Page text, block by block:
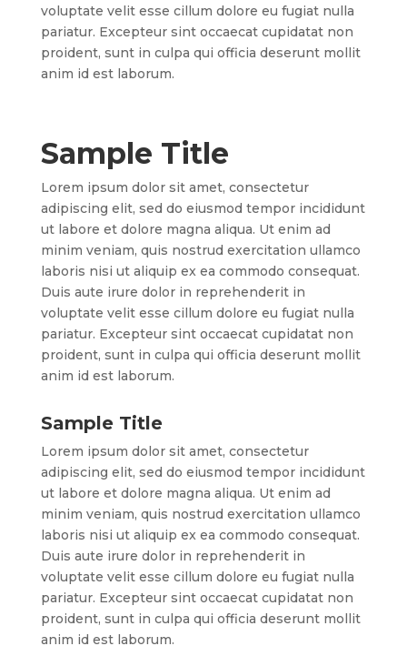
voluptate velit esse cillum dolore eu fugiat nulla
pariatur. Excepteur sint occaecat cupidatat non
proident, sunt in culpa qui officia deserunt mollit
anim id est laborum.
Sample Title
Lorem ipsum dolor sit amet, consectetur
adipiscing elit, sed do eiusmod tempor incididunt
ut labore et dolore magna aliqua. Ut enim ad
minim veniam, quis nostrud exercitation ullamco
laboris nisi ut aliquip ex ea commodo consequat.
Duis aute irure dolor in reprehenderit in
voluptate velit esse cillum dolore eu fugiat nulla
pariatur. Excepteur sint occaecat cupidatat non
proident, sunt in culpa qui officia deserunt mollit
anim id est laborum.
Sample Title
Lorem ipsum dolor sit amet, consectetur
adipiscing elit, sed do eiusmod tempor incididunt
ut labore et dolore magna aliqua. Ut enim ad
minim veniam, quis nostrud exercitation ullamco
laboris nisi ut aliquip ex ea commodo consequat.
Duis aute irure dolor in reprehenderit in
voluptate velit esse cillum dolore eu fugiat nulla
pariatur. Excepteur sint occaecat cupidatat non
proident, sunt in culpa qui officia deserunt mollit
anim id est laborum.